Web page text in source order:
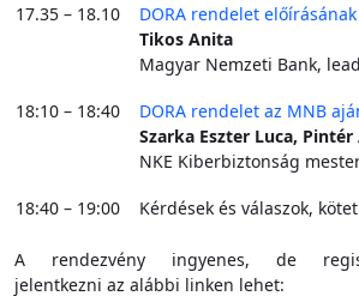
17.35 – 18.10
DORA rendelet
Tikos Anita
Magyar Nemzeti Bank,
18:10 – 18:40
DORA rendelet az MNB
Szarka Eszter Luca, Pintér
NKE Kiberbiztonság
18:40 – 19:00 Kérdések és válaszok,
A rendezvény ingyenes, de
jelentkezni az alábbi linken lehet: